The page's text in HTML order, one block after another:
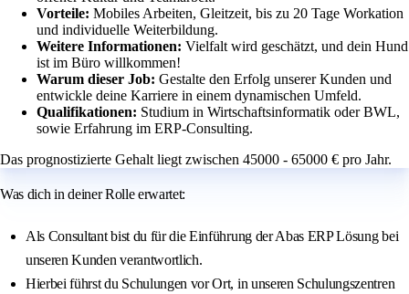
Vorteile: Mobiles Arbeiten, Gleitzeit, bis zu 20 Tage Workation
und individuelle Weiterbildung.
Weitere Informationen: Vielfalt wird geschätzt, und dein Hund
ist im Büro willkommen!
Warum dieser Job: Gestalte den Erfolg unserer Kunden und
entwickle deine Karriere in einem dynamischen Umfeld.
Qualifikationen: Studium in Wirtschaftsinformatik oder BWL,
sowie Erfahrung im ERP-Consulting.
Das prognostizierte Gehalt liegt zwischen 45000 - 65000 € pro Jahr.
Was dich in deiner Rolle erwartet:
Als Consultant bist du für die Einführung der Abas ERP Lösung bei
unseren Kunden verantwortlich.
Hierbei führst du Schulungen vor Ort, in unseren Schulungszentren